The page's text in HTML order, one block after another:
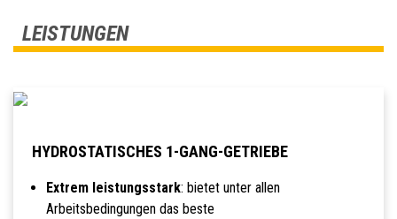
LEISTUNGEN
HYDROSTATISCHES 1-GANG-GETRIEBE
Extrem leistungsstark: bietet unter allen
Arbeitsbedingungen das beste